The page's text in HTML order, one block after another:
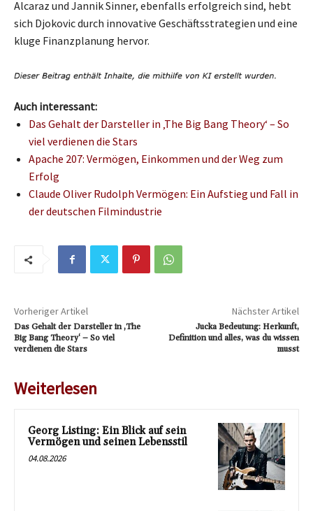
Alcaraz und Jannik Sinner, ebenfalls erfolgreich sind, hebt
sich Djokovic durch innovative Geschäftsstrategien und eine
kluge Finanzplanung hervor.
Auch interessant:
Das Gehalt der Darsteller in ‚The Big Bang Theory‘ – So
viel verdienen die Stars
Apache 207: Vermögen, Einkommen und der Weg zum
Erfolg
Claude Oliver Rudolph Vermögen: Ein Aufstieg und Fall in
der deutschen Filmindustrie
Vorheriger Artikel
Das Gehalt der Darsteller in ‚The
Big Bang Theory‘ – So viel
verdienen die Stars
Nächster Artikel
Jucka Bedeutung: Herkunft,
Definition und alles, was du wissen
musst
Weiterlesen
Georg Listing: Ein Blick auf sein
Vermögen und seinen Lebensstil
04.08.2026